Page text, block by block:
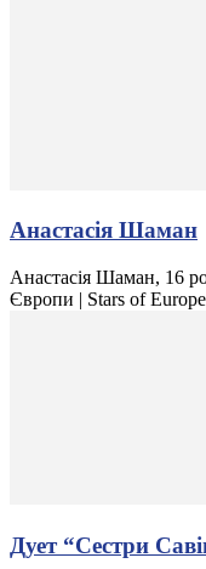
Анастасія Шаман
Анастасія Шаман, 16
Європи | Stars of
Дует “Сестри